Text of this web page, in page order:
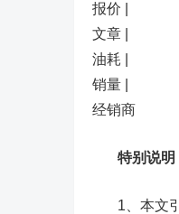
报价 |
文章 |
油耗 |
销量 |
经销商
特别说明
1、本文引